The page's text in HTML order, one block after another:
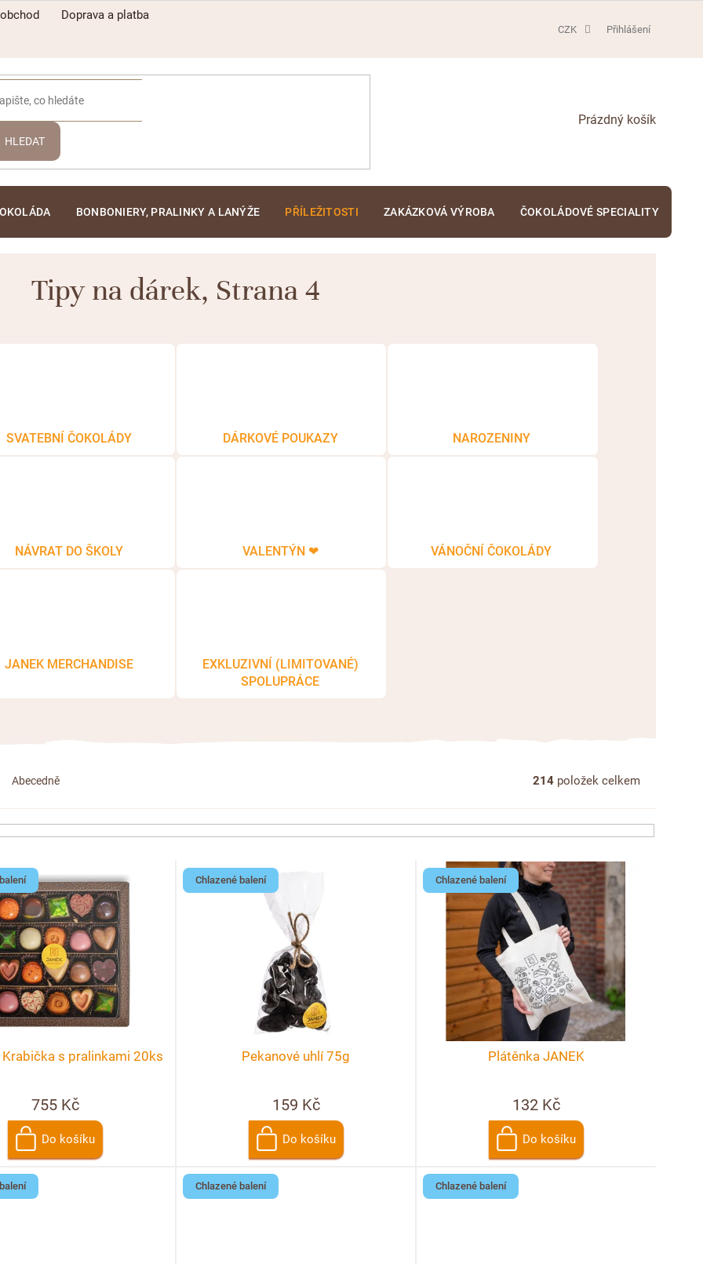
Doprava a platba
CZK Přihlášení
HLEDAT
NÁKUPNÍ
BONBONIERY, PRALINKY A LANÝŽE PŘÍLEŽITOSTI ZAKÁZKOVÁ VÝROBA ČOKOLÁDOVÉ SPECIALITY
Tipy na dárek, Strana 4
SVATEBNÍ ČOKOLÁDY DÁRKOVÉ POUKAZY NAROZENINY
NÁVRAT DO ŠKOLY VALENTÝN ❤ VÁNOČNÍ ČOKOLÁDY
JANEK MERCHANDISE
EXKLUZIVNÍ (LIMITOVANÉ)
SPOLUPRÁCE
Abecedně 214 položek celkem
Krabička s pralinkami 20ks
755 Kč
Do košíku
Chlazené balení
Pekanové uhlí 75g
159 Kč
Do košíku
Chlazené balení
Plátěnka JANEK
132 Kč
Do košíku
Chlazené balení Chlazené balení